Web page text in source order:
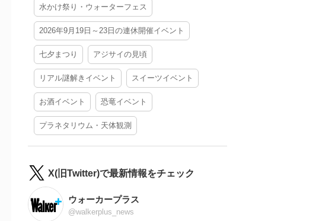
水かけ祭り・ウォーターフェス
2026年9月19日～23日の連休開催イベント
七夕まつり アジサイの見頃
リアル謎解きイベント スイーツイベント
お酒イベント 恐竜イベント
プラネタリウム・天体観測
X(旧Twitter)で最新情報をチェック
ウォーカープラス
@walkerplus_news